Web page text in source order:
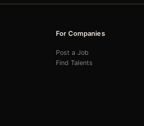
For Companies
Post a Job
Find Talents